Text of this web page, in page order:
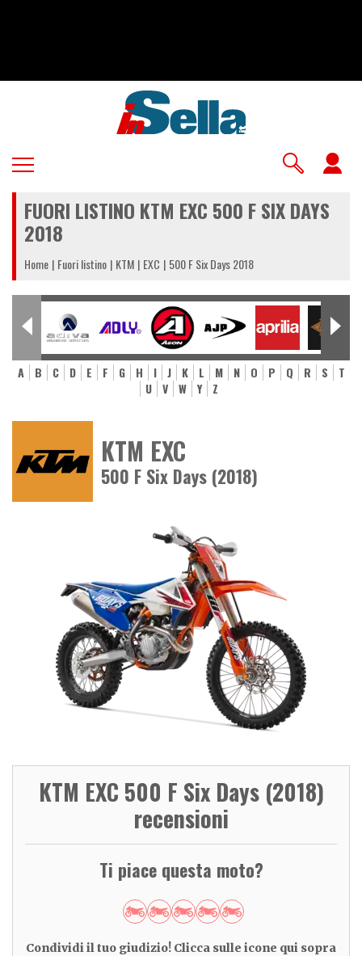
FUORI LISTINO KTM EXC 500 F SIX DAYS
2018
Home Fuori listino KTM EXC 500 F Six Days 2018
A B C D E F G H I J K L M N O P Q R S
T
U
V W Y Z
KTM EXC
500 F Six Days (2018)
KTM EXC 500 F Six Days (2018)
recensioni
Ti piace questa moto?
Condividi il tuo giudizio! Clicca sulle icone qui sopra